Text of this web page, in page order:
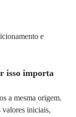
e
isso importa
a mesma origem.
valores iniciais,